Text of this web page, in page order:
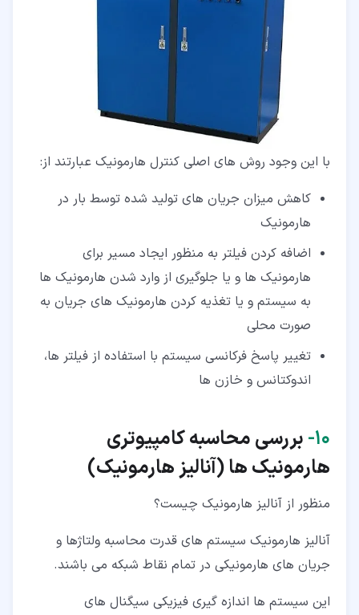
با این وجود روش های اصلی کنترل هارمونیک عبارتند از:
کاهش میزان جریان های تولید شده توسط بار در
هارمونیک
اضافه کردن فیلتر به منظور ایجاد مسیر برای
هارمونیک ها و یا جلوگیری از وارد شدن هارمونیک ها
به سیستم و یا تغذیه کردن هارمونیک های جریان به
صورت محلی
تغییر پاسخ فرکانسی سیستم با استفاده از فیلتر ها،
اندوکتانس و خازن ها
۱۰‏- بررسی محاسبه کامپیوتری
هارمونیک ها (آنالیز هارمونیک)
منظور از آنالیز هارمونیک چیست؟
آنالیز هارمونیک سیستم های قدرت محاسبه ولتاژها و
جریان های هارمونیکی در تمام نقاط شبکه می باشند.
این سیستم ها اندازه گیری فیزیکی سیگنال های